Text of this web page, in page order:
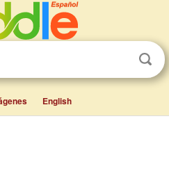
English